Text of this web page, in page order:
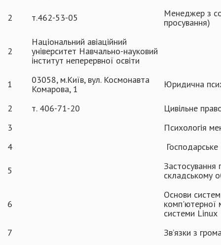
2 т.462-53-05
Менеджер з
просування)
2
Національний авіаційний
університет Навчально-науковий
інститут неперервної освіти
1
03058, м.Київ, вул. Космонавта
Комарова, 1
Юридична
2 т. 406-71-20
Цивільне
3
Психологія
4
5
Застосування
складському
6
Основи
комп'ютерної
системи Linux
7
Зв’язки з